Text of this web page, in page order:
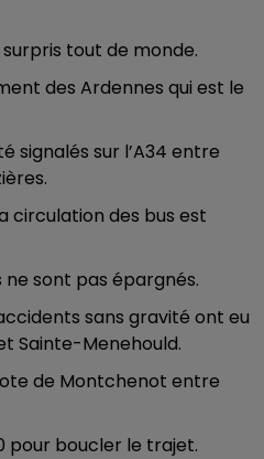
tout de monde.
des Ardennes qui est le
signalés sur l’A34 entre
circulation des bus est
sont pas épargnés.
sans gravité ont eu
Sainte-Menehould.
de Montchenot entre
pour boucler le trajet.